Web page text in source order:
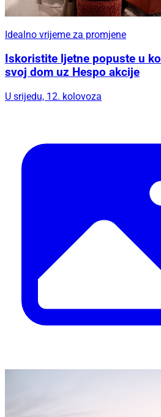
Idealno vrijeme za promjene
Iskoristite ljetne popuste u
svoj dom uz Hespo akcije
U srijedu, 12. kolovoza